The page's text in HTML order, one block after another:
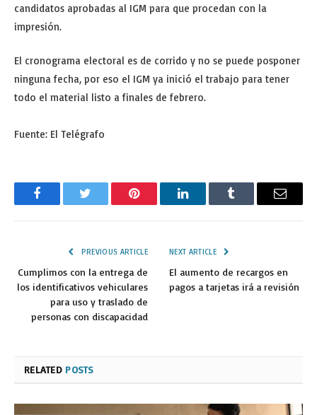
candidatos aprobadas al IGM para que procedan con la
impresión.
El cronograma electoral es de corrido y no se puede posponer
ninguna fecha, por eso el IGM ya inició el trabajo para tener
todo el material listo a finales de febrero.
Fuente: El Telégrafo
FacebookTwitter Pinterest LinkedInTumblr Email
PREVIOUS ARTICLE
Cumplimos con la entrega de
los identificativos vehiculares
para uso y traslado de
personas con discapacidad
NEXT ARTICLE
El aumento de recargos en
pagos a tarjetas irá a revisión
RELATED POSTS